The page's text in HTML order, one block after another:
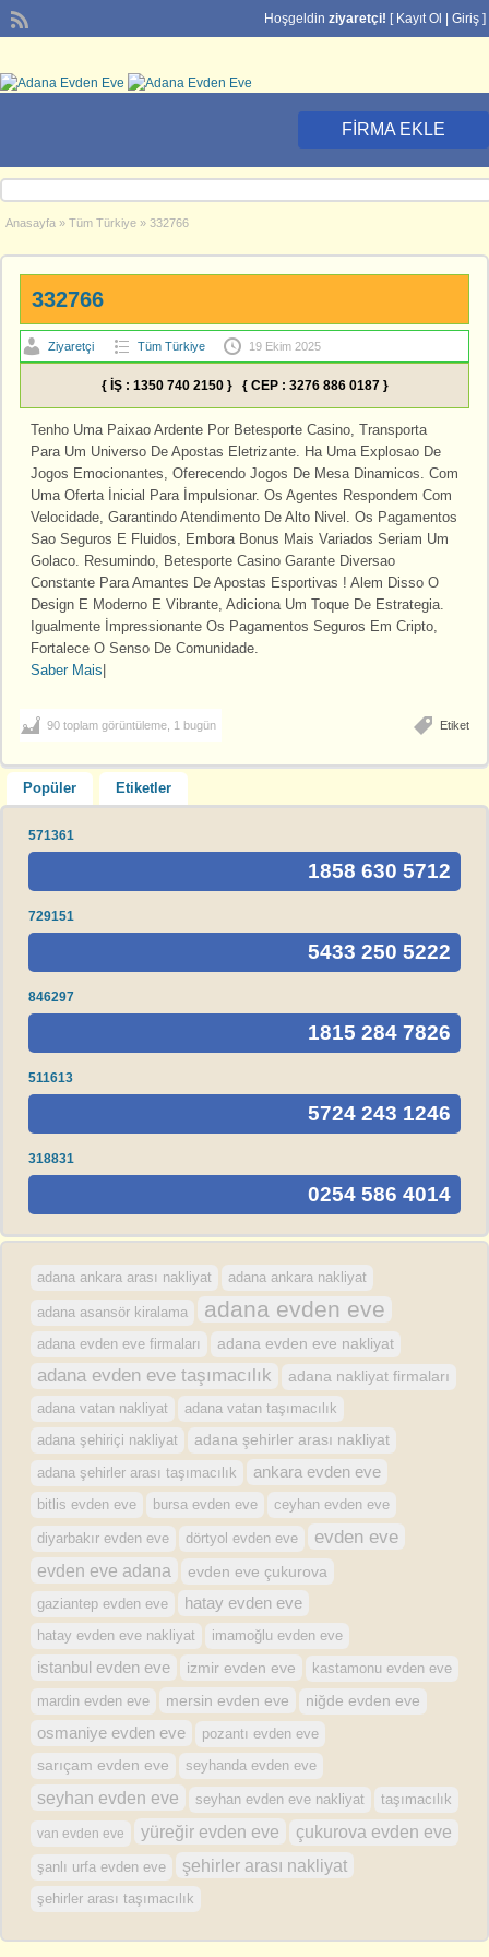
Hoşgeldin ziyaretçi! [ Kayıt Ol Giriş ]
FIRMA EKLE
Anasayfa » Tüm Türkiye » 332766
332766
Ziyaretçi Tüm Türkiye 19 Ekim 2025
{ İŞ : 1350 740 2150 } { CEP : 3276 886 0187 }
Tenho Uma Paixao Ardente Por Betesporte Casino, Transporta
Para Um Universo De Apostas Eletrizante. Ha Uma Explosao De
Jogos Emocionantes, Oferecendo Jogos De Mesa Dinamicos. Com
Uma Oferta İnicial Para İmpulsionar. Os Agentes Respondem Com
Velocidade, Garantindo Atendimento De Alto Nivel. Os Pagamentos
Sao Seguros E Fluidos, Embora Bonus Mais Variados Seriam Um
Golaco. Resumindo, Betesporte Casino Garante Diversao
Constante Para Amantes De Apostas Esportivas ! Alem Disso O
Design E Moderno E Vibrante, Adiciona Um Toque De Estrategia.
Igualmente İmpressionante Os Pagamentos Seguros Em Cripto,
Fortalece O Senso De Comunidade.
Saber Mais
Etiket
90 toplam görüntüleme, 1 bugün
Popüler Etiketler
571361
1858 630 5712
729151
5433 250 5222
846297
1815 284 7826
511613
5724 243 1246
318831
0254 586 4014
adana ankara arası nakliyat adana ankara nakliyat
adana asansör kiralama adana evden eve
adana evden eve firmaları adana evden eve nakliyat
adana evden eve taşımacılık
adana nakliyat firmaları
adana vatan nakliyat
adana vatan taşımacılık
adana şehiriçi nakliyat adana şehirler arası nakliyat
adana şehirler arası taşımacılık ankara evden eve
bitlis evden eve bursa evden eve ceyhan evden eve
diyarbakır evden eve dörtyol evden eve evden eve
evden eve adana evden eve çukurova
gaziantep evden eve hatay evden eve
hatay evden eve nakliyat imamoğlu evden eve
istanbul evden eve izmir evden eve
kastamonu evden eve
mardin evden eve
mersin evden eve niğde evden eve
osmaniye evden eve pozantı evden eve
sarıçam evden eve seyhanda evden eve
seyhan evden eve seyhan evden eve nakliyat taşımacılık
van evden eve yüreğir evden eve çukurova evden eve
şanlı urfa evden eve şehirler arası nakliyat
şehirler arası taşımacılık